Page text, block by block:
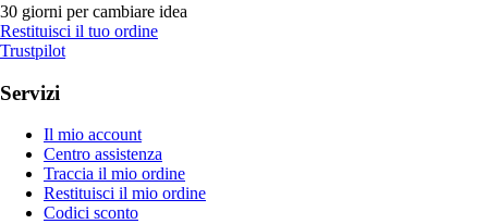
30 giorni per cambiare idea
Restituisci il tuo ordine
Trustpilot
Servizi
Il mio account
Centro assistenza
Traccia il mio ordine
Restituisci il mio ordine
Codici sconto